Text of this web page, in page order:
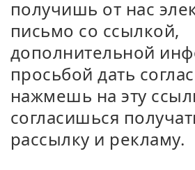
получишь от нас
письмо со ссылкой,
дополнительной
просьбой дать
нажмешь на эту
согласишься
рассылку и рекламу.